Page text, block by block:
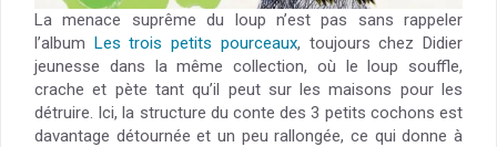
La menace suprême du loup n’est pas sans rappeler
l’album Les trois petits pourceaux, toujours chez Didier
jeunesse dans la même collection, où le loup souffle,
crache et pète tant qu’il peut sur les maisons pour les
détruire. Ici, la structure du conte des 3 petits cochons est
davantage détournée et un peu rallongée, ce qui donne à